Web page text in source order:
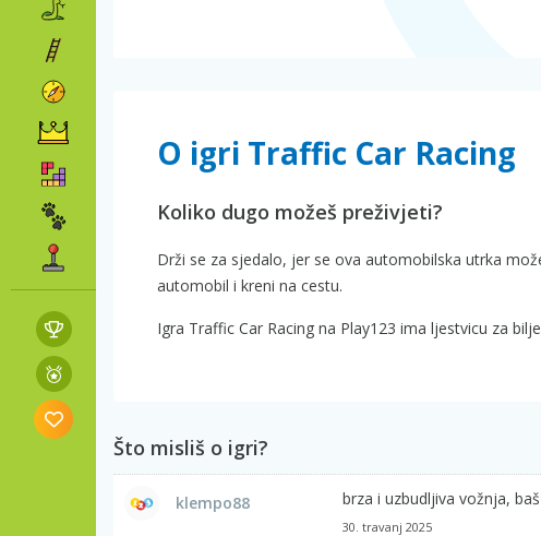
O igri Traffic Car Racing
Koliko dugo možeš preživjeti?
Drži se za sjedalo, jer se ova automobilska utrka
automobil i kreni na cestu.
Igra Traffic Car Racing na Play123 ima ljestvicu za
Što misliš o igri?
klempo88 brza i uzbudljiva vožnja,
30. travanj 2025